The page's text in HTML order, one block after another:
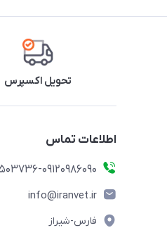
تحویل اکسپرس
اطلاعات تماس
09120986090
info@iranvet.ir
فارس-شیراز